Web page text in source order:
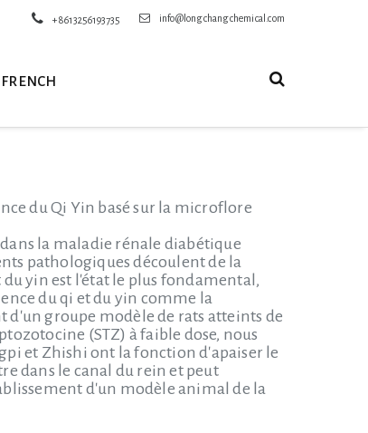
info@longchangchemical.com
+8613256193735
FRENCH
du Qi Yin basé sur la microflore
la maladie rénale diabétique
pathologiques découlent de la
du yin est l'état le plus fondamental,
du qi et du yin comme la
d'un groupe modèle de rats atteints de
(STZ) à faible dose, nous
et Zhishi ont la fonction d'apaiser le
dans le canal du rein et peut
d'un modèle animal de la